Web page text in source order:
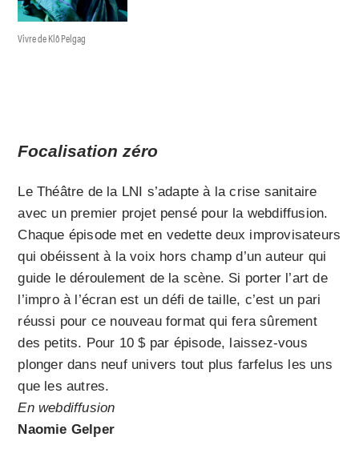
Vivre de Klô Pelgag
Focalisation zéro
Le Théâtre de la LNI s’adapte à la crise sanitaire
avec un premier projet pensé pour la webdiffusion.
Chaque épisode met en vedette deux improvisateurs
qui obéissent à la voix hors champ d’un auteur qui
guide le déroulement de la scène. Si porter l’art de
l’impro à l’écran est un défi de taille, c’est un pari
réussi pour ce nouveau format qui fera sûrement
des petits. Pour 10 $ par épisode, laissez-vous
plonger dans neuf univers tout plus farfelus les uns
que les autres.
En webdiffusion
Naomie Gelper